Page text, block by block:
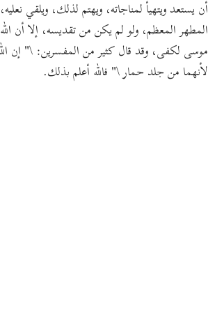
أن يستعد ويتهيأ لمناجاته، ويهتم لذلك، ويلقي
المطهر المعظم، ولو لم يكن من تقديسه، إلا أن الله
موسى لكفى، وقد قال كثير من المفسرين: \" إن
لأنهما من جلد حمار \" فالله أعلم بذلك.